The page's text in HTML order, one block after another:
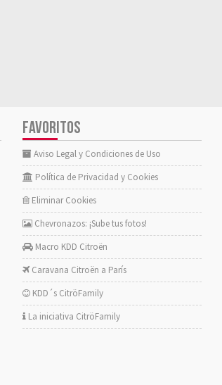
FAVORITOS
Aviso Legal y Condiciones de Uso
Política de Privacidad y Cookies
Eliminar Cookies
Chevronazos: ¡Sube tus fotos!
Macro KDD Citroën
Caravana Citroën a París
KDD´s CitröFamily
La iniciativa CitröFamily